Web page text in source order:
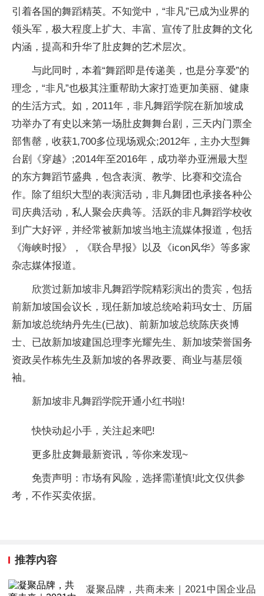
引着各国的舞蹈精英。不知觉中，“非凡”已成为业界的
领头军，极大程度上扩大、丰富、宣传了肚皮舞的文化
内涵，提高和升华了肚皮舞的艺术层次。
与此同时，本着“舞蹈即是传递美，也是分享爱”的
理念，“非凡”也极其注重帮助大家打造更加美丽、健康
的生活方式。如，2011年，非凡舞蹈学院在新加坡成
功举办了有史以来第一场肚皮舞舞台剧，三天内门票全
部售罄，收获1,700多位现场观众;2012年，主办大型舞
台剧《穿越》;2014年至2016年，成功举办亚洲最大型
的东方舞蹈节盛典，包含表演、教学、比赛和交流合
作。除了组织大型的表演活动，非凡舞团也承接各种公
司庆典活动，私人聚会庆典等。活跃的非凡舞蹈学校收
到广大好评，并经常被新加坡当地主流媒体报道，包括
《海峡时报》，《联合早报》以及《icon风华》等多家
杂志媒体报道。
欣赏过新加坡非凡舞蹈学院精彩演出的贵宾，包括
前新加坡国会议长，现任新加坡总统哈莉玛女士、历届
新加坡总统纳丹先生(已故)、前新加坡总统陈庆炎博
士、已故新加坡建国总理李光耀先生、新加坡荣誉国务
资政吴作栋先生及新加坡的各界政要、商业与基层领
袖。
新加坡非凡舞蹈学院开通小红书啦!
快快动起小手，关注起来吧!
更多肚皮舞最新资讯，等你来发现~
免责声明：市场有风险，选择需谨慎!此文仅供参
考，不作买卖依据。
推荐内容
凝聚品牌，共商未来｜2021中国企业品